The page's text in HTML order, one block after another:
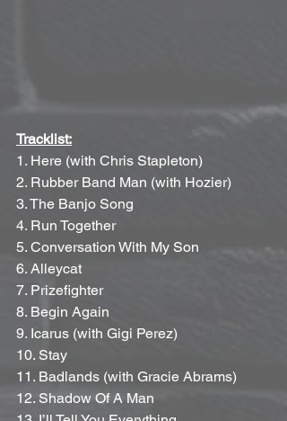
Tracklist:
1. Here (with Chris Stapleton)
2. Rubber Band Man (with Hozier)
3. The Banjo Song
4. Run Together
5. Conversation With My Son
6. Alleycat
7. Prizefighter
8. Begin Again
9. Icarus (with Gigi Perez)
10. Stay
11. Badlands (with Gracie Abrams)
12. Shadow Of A Man